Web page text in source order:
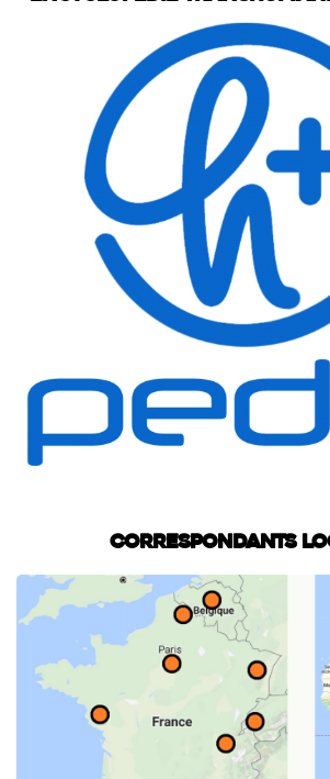
Correspondants